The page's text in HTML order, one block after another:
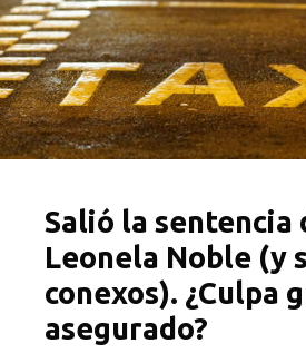
Salió la sentencia
Leonela Noble (y
conexos). ¿Culpa
asegurado?